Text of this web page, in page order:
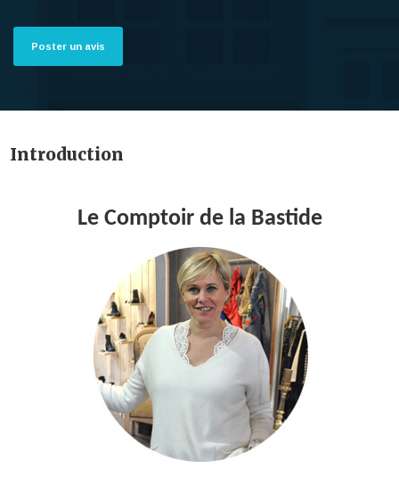
Poster un avis
Introduction
Le Comptoir de la Bastide